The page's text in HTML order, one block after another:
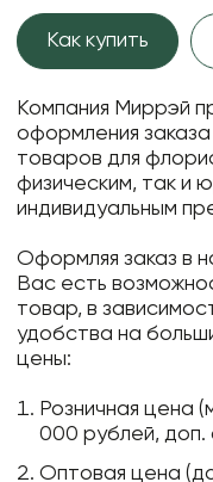
Как купить
Компания Миррэй
оформления
товаров для
физическим, так и
индивидуальным
Оформляя заказ в
Вас есть
товар, в
удобства на
цены:
Розничная цена
000 рублей, доп.
Оптовая цена